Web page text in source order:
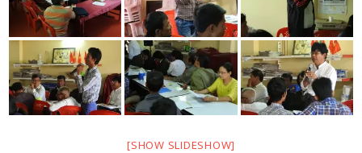
[SHOW SLIDESHOW]